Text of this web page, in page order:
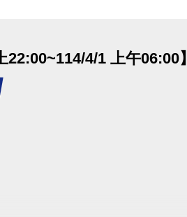
受理】
3
88折優惠。
4/1 上午06:00】